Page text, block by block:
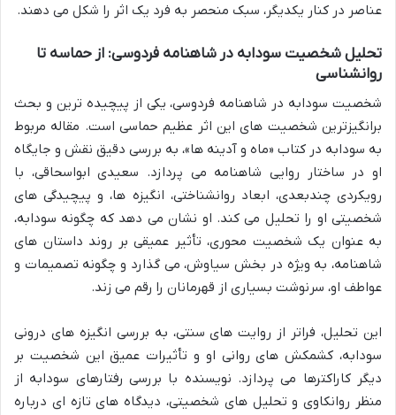
عناصر در کنار یکدیگر، سبک منحصر به فرد یک اثر را شکل می دهند.
تحلیل شخصیت سودابه در شاهنامه فردوسی: از حماسه تا
روانشناسی
شخصیت سودابه در شاهنامه فردوسی، یکی از پیچیده ترین و بحث
برانگیزترین شخصیت های این اثر عظیم حماسی است. مقاله مربوط
به سودابه در کتاب «ماه و آدینه ها»، به بررسی دقیق نقش و جایگاه
او در ساختار روایی شاهنامه می پردازد. سعیدی ابواسحاقی، با
رویکردی چندبعدی، ابعاد روانشناختی، انگیزه ها، و پیچیدگی های
شخصیتی او را تحلیل می کند. او نشان می دهد که چگونه سودابه،
به عنوان یک شخصیت محوری، تأثیر عمیقی بر روند داستان های
شاهنامه، به ویژه در بخش سیاوش، می گذارد و چگونه تصمیمات و
عواطف او، سرنوشت بسیاری از قهرمانان را رقم می زند.
این تحلیل، فراتر از روایت های سنتی، به بررسی انگیزه های درونی
سودابه، کشمکش های روانی او و تأثیرات عمیق این شخصیت بر
دیگر کاراکترها می پردازد. نویسنده با بررسی رفتارهای سودابه از
منظر روانکاوی و تحلیل های شخصیتی، دیدگاه های تازه ای درباره